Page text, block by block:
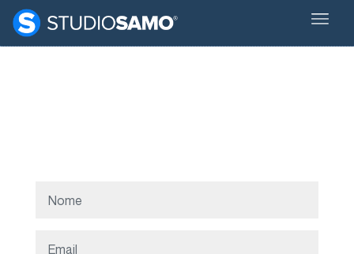
Vuoi restare aggiornato? Iscriviti a…
MakeMeThink